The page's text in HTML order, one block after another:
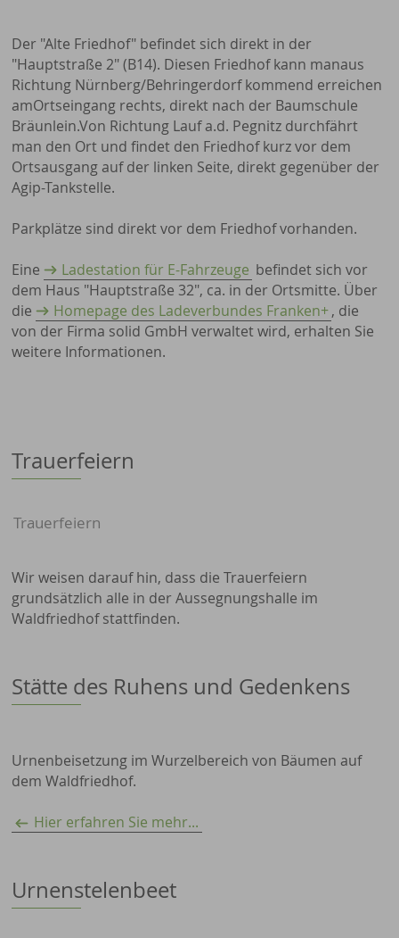
Der "Alte Friedhof" befindet sich direkt in der
"Hauptstraße 2" (B14). Diesen Friedhof kann manaus
Richtung Nürnberg/Behringerdorf kommend erreichen
amOrtseingang rechts, direkt nach der Baumschule
Bräunlein.Von Richtung Lauf a.d. Pegnitz durchfährt
man den Ort und findet den Friedhof kurz vor dem
Ortsausgang auf der linken Seite, direkt gegenüber der
Agip-Tankstelle.
Parkplätze sind direkt vor dem Friedhof vorhanden.
Eine Ladestation für E-Fahrzeuge befindet sich vor
dem Haus "Hauptstraße 32", ca. in der Ortsmitte. Über
die
Homepage des Ladeverbundes Franken+, die
von der Firma solid GmbH verwaltet wird, erhalten Sie
weitere Informationen.
Trauerfeiern
Trauerfeiern
Wir weisen darauf hin, dass die Trauerfeiern
grundsätzlich alle in der Aussegnungshalle im
Waldfriedhof stattfinden.
Stätte des Ruhens und Gedenkens
Urnenbeisetzung im Wurzelbereich von Bäumen auf
dem Waldfriedhof.
Hier erfahren Sie mehr...
Urnenstelenbeet